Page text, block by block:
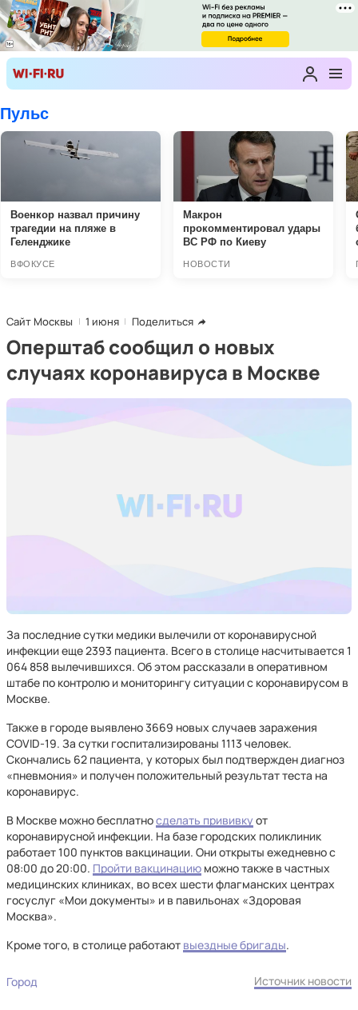
Сайт Москвы 1 июня Поделиться
Оперштаб сообщил о новых
случаях коронавируса в Москве
За последние сутки медики вылечили от коронавирусной
инфекции еще 2393 пациента. Всего в столице насчитывается 1
064 858 вылечившихся. Об этом рассказали в оперативном
штабе по контролю и мониторингу ситуации с коронавирусом в
Москве.
Также в городе выявлено 3669 новых случаев заражения
COVID-19. За сутки госпитализированы 1113 человек.
Скончались 62 пациента, у которых был подтвержден диагноз
«пневмония» и получен положительный результат теста на
коронавирус.
В Москве можно бесплатносделать прививку от
коронавирусной инфекции. На базе городских поликлиник
работает 100 пунктов вакцинации. Они открыты ежедневно с
08:00 до 20:00. Пройти вакцинацию можно также в частных
медицинских клиниках, во всех шести флагманских центрах
госуслуг «Мои документы» и в павильонах «Здоровая
Москва».
Кроме того, в столице работают выездные бригады.
Город Источник новости